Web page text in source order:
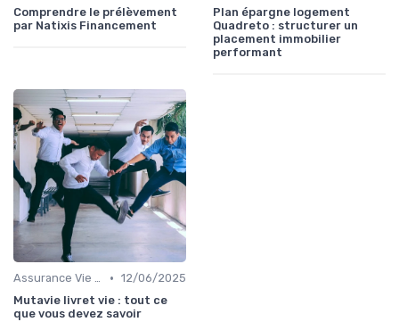
Comprendre le prélèvement
par Natixis Financement
Plan épargne logement
Quadreto : structurer un
placement immobilier
performant
Assurance Vie et Épargne • 12/06/2025
Mutavie livret vie : tout ce
que vous devez savoir